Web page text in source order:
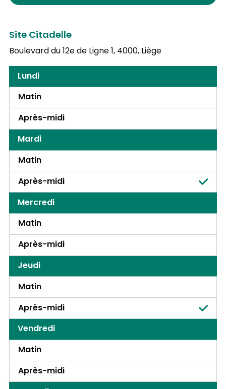
Site Citadelle
Boulevard du 12e de Ligne 1,4000, Liège
Lundi
Matin
Après-midi
Mardi
Matin
Après-midi
Mercredi
Matin
Après-midi
Jeudi
Matin
Après-midi
Vendredi
Matin
Après-midi